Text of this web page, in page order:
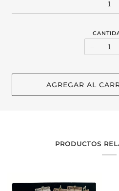
−
AGREGAR AL
PRODUCTOS